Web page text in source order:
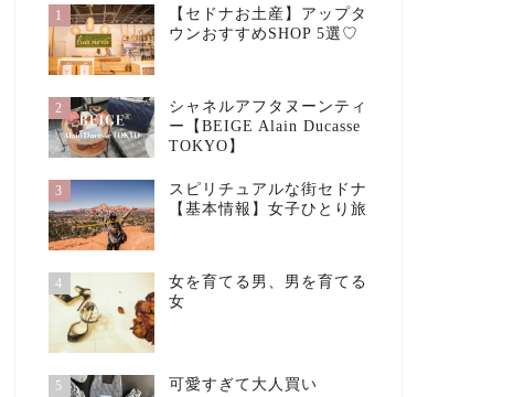
1
【セドナお土産】アップタ
ウンおすすめSHOP 5選♡
2
シャネルアフタヌーンティ
ー【BEIGE Alain Ducasse
TOKYO】
3
スピリチュアルな街セドナ
【基本情報】女子ひとり旅
4
女を育てる男、男を育てる
女
5
可愛すぎて大人買い